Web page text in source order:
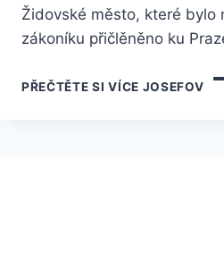
Židovské město, které bylo
zákoníku přičlěněno ku
PŘEČTĚTE SI VÍCE JOSEFOV